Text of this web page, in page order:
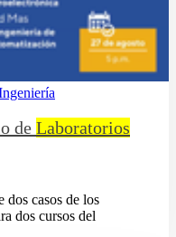
de Laboratorios
dos casos de los
dos cursos del